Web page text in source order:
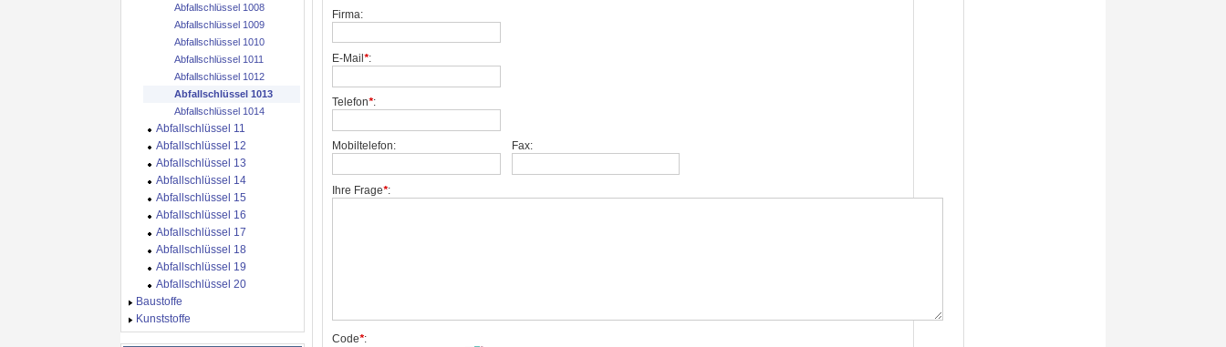
Firma:
E-Mail *:
Telefon*:
Mobiltelefon: Fax:
Ihre Frage*:
Code*:
Abfallschlüssel 1008
Abfallschlüssel 1009
Abfallschlüssel 1010
Abfallschlüssel 1011
Abfallschlüssel 1012
Abfallschlüssel 1013
Abfallschlüssel 1014
Abfallschlüssel 11
Abfallschlüssel 12
Abfallschlüssel 13
Abfallschlüssel 14
Abfallschlüssel 15
Abfallschlüssel 16
Abfallschlüssel 17
Abfallschlüssel 18
Abfallschlüssel 19
Abfallschlüssel 20
Baustoffe
Kunststoffe